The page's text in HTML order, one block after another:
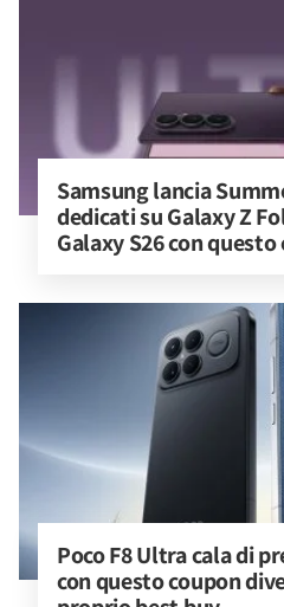
Samsung lancia
dedicati su Galaxy Z
Galaxy S26 con questo
Poco F8 Ultra cala di
con questo coupon